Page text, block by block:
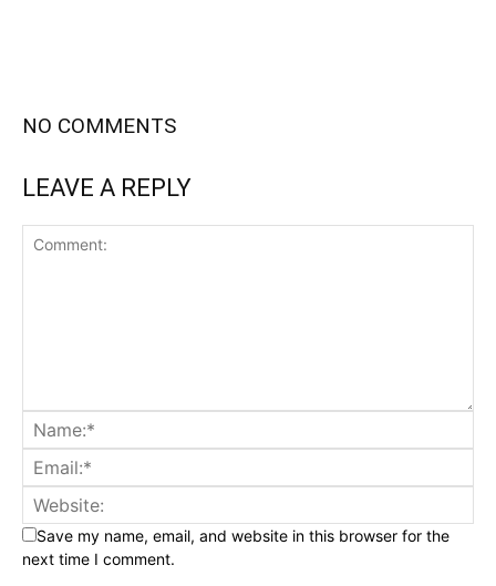
NO COMMENTS
LEAVE A REPLY
Save my name, email, and website in this browser for the
next time I comment.